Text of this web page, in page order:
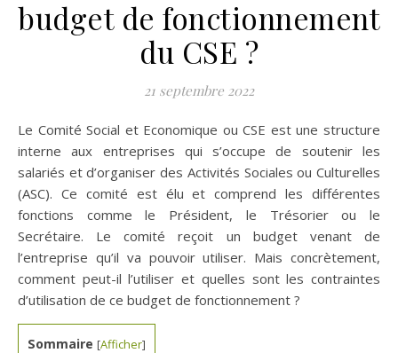
budget de fonctionnement
du CSE ?
21 septembre 2022
Le Comité Social et Economique ou CSE est une structure
interne aux entreprises qui s’occupe de soutenir les
salariés et d’organiser des Activités Sociales ou Culturelles
(ASC). Ce comité est élu et comprend les différentes
fonctions comme le Président, le Trésorier ou le
Secrétaire. Le comité reçoit un budget venant de
l’entreprise qu’il va pouvoir utiliser. Mais concrètement,
comment peut-il l’utiliser et quelles sont les contraintes
d’utilisation de ce budget de fonctionnement ?
Sommaire [Afficher]